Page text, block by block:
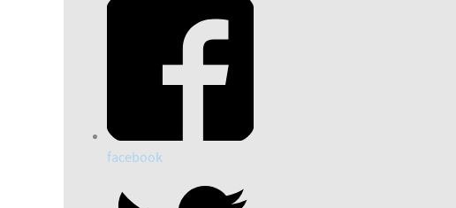
facebook